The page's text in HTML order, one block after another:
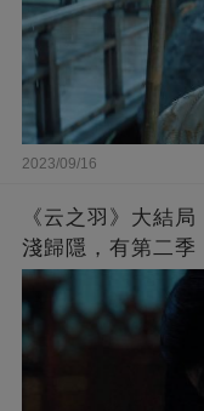
2023/09/16
《云之羽》大結
淺歸隱，有第二季